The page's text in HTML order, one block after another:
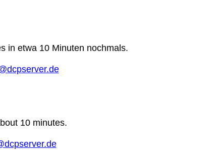
in etwa 10 Minuten nochmals.
10 minutes.